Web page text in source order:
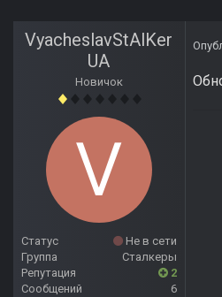
VyacheslavStAlKer
UA
Новичок
Статус
Не в сети
Группа
Сталкеры
Репутация
2
Сообщений
6